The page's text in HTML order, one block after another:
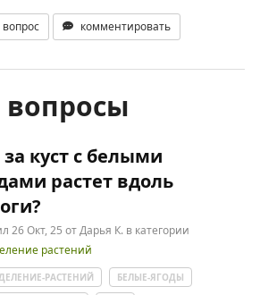
комментировать
куст с белыми
растет вдоль
26 Окт, 25 отДарья К. в категории
растений
РАСТЕНИЙ
БЕЛЫЕ-ЯГОДЫ